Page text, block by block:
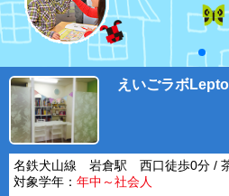
えいごラボ
名鉄犬山線 岩倉駅 西口徒歩0分 /
対象学年： 年中～社会人